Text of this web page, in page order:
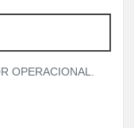
OPERACIONAL.